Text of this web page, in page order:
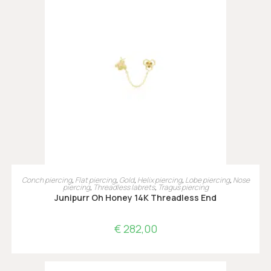
TOEVOEGEN AAN WINKELWAGEN
Conch piercing, Flat piercing, Gold, Helix piercing, Lobe piercing, Nose
piercing, Threadless labrets, Tragus piercing
Junipurr Oh Honey 14K Threadless End
€282,00